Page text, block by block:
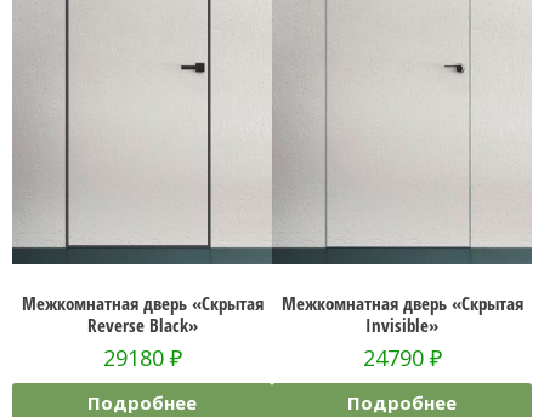
«Скрытая
Межкомнатная дверь «Скрытая
Подробнее
Межкомнатная